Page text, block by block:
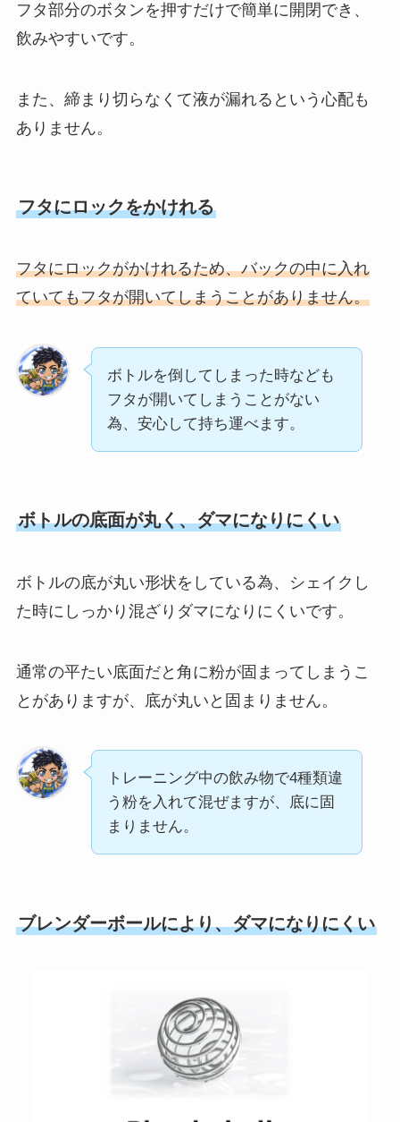
フタ部分のボタンを押すだけで簡単に開閉でき、
飲みやすいです。
また、締まり切らなくて液が漏れるという心配も
ありません。
フタにロックをかけれる
フタにロックがかけれるため、バックの中に入れ
ていてもフタが開いてしまうことがありません。
ボトルを倒してしまった時なども
フタが開いてしまうことがない
為、安心して持ち運べます。
ボトルの底面が丸く、ダマになりにくい
ボトルの底が丸い形状をしている為、シェイクし
た時にしっかり混ざりダマになりにくいです。
通常の平たい底面だと角に粉が固まってしまうこ
とがありますが、底が丸いと固まりません。
トレーニング中の飲み物で4種類違
う粉を入れて混ぜますが、底に固
まりません。
ブレンダーボールにより、ダマになりにくい